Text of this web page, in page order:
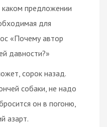
предложении
для
«Почему автор
давности?»
сорок назад.
собаки, не надо
он в погоню,
азарт.